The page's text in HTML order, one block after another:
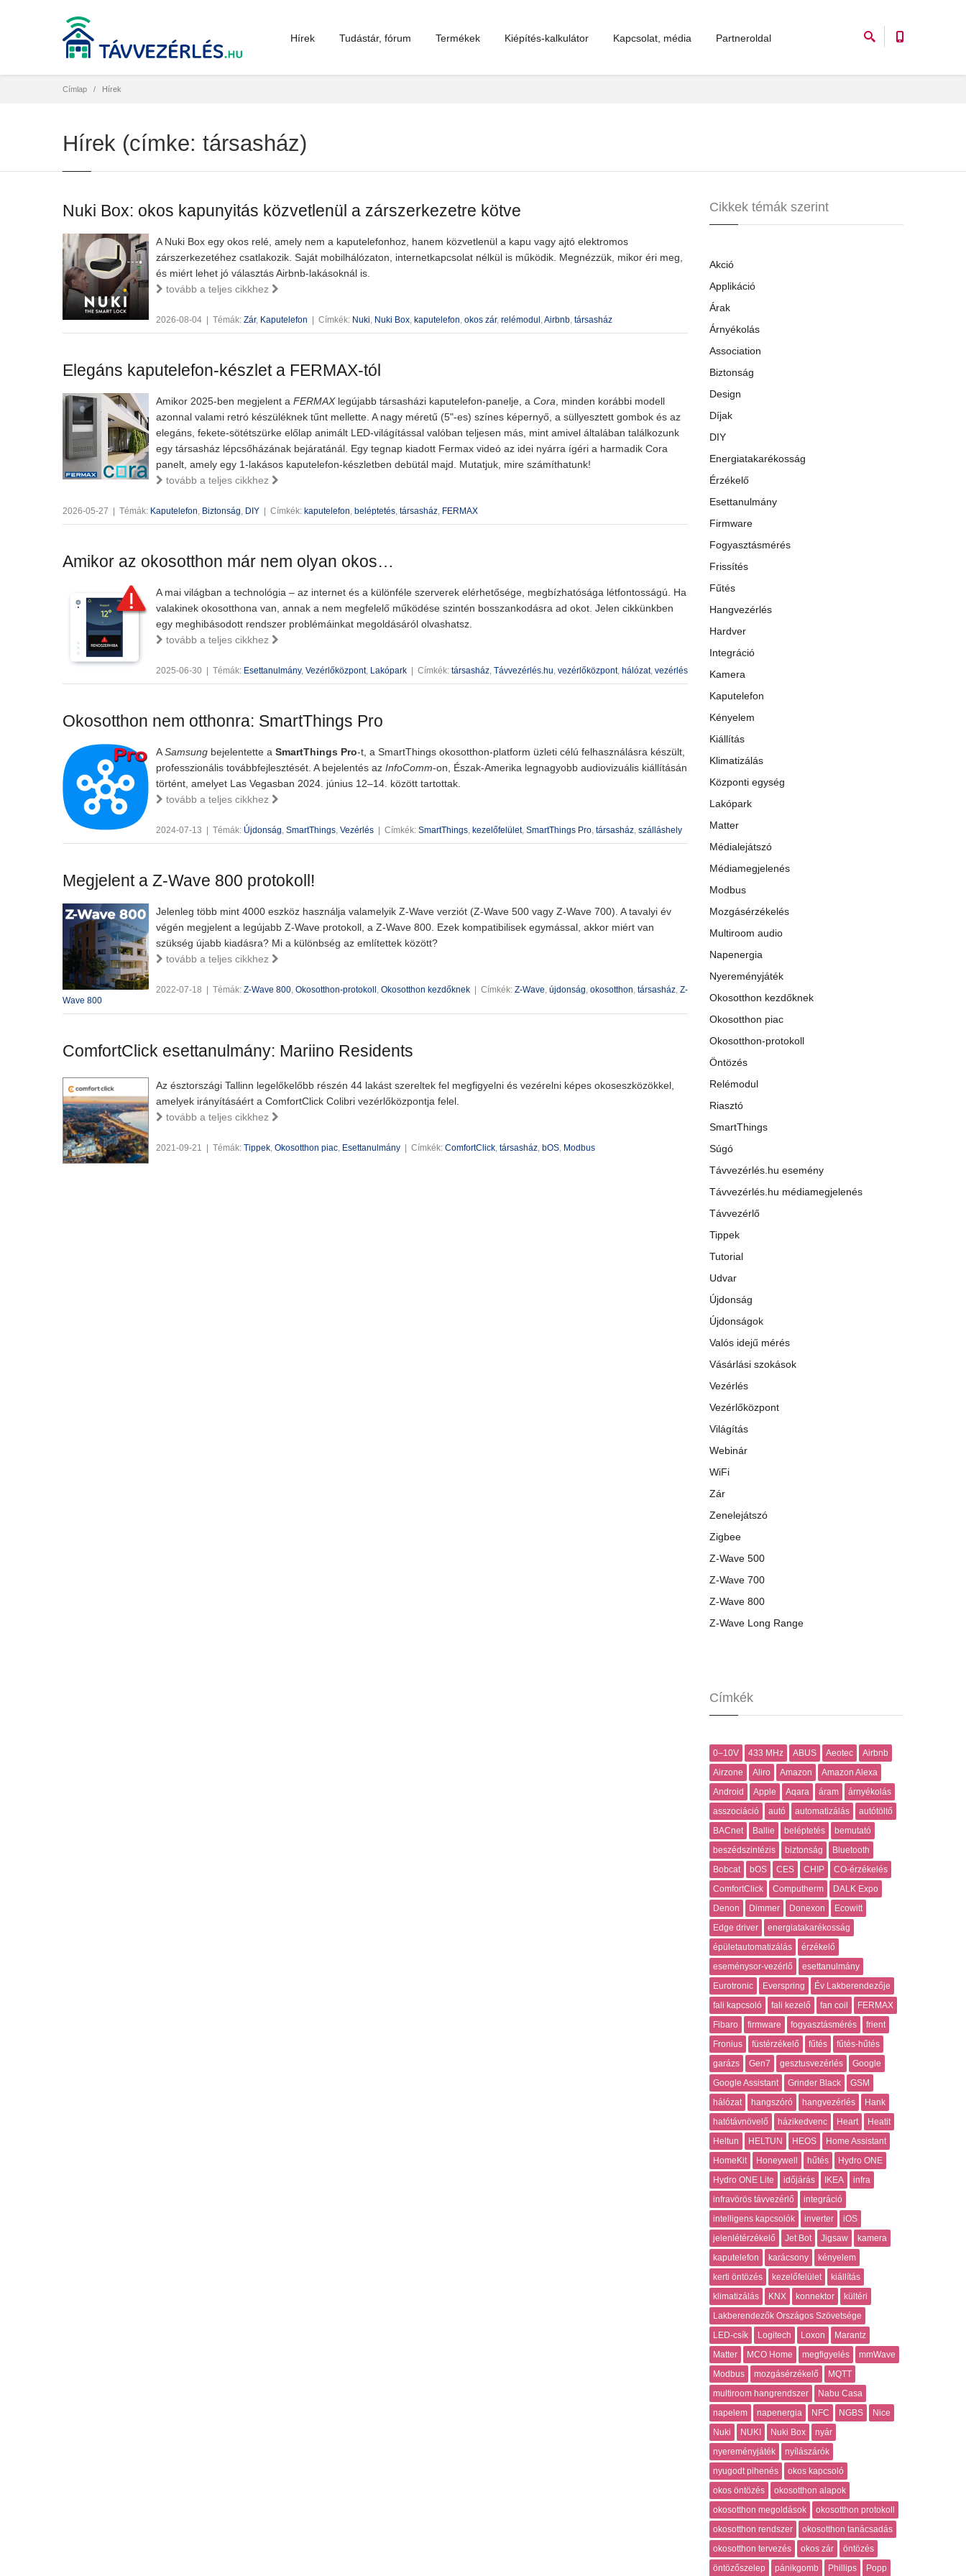
Hírek Tudástár, fórum Termékek Kiépítés-kalkulátor Kapcsolat, média Partneroldal
Címlap Hírek
Hírek (címke: társasház)
Nuki Box: okos kapunyitás közvetlenül a zárszerkezetre kötve
A Nuki Box egy okos relé, amely nem a kaputelefonhoz, hanem közvetlenül a kapu vagy ajtó elektromos
zárszerkezetéhez csatlakozik. Saját mobilhálózaton, internetkapcsolat nélkül is működik. Megnézzük, mikor éri meg,
és miért lehet jó választás Airbnb-lakásoknál is.
tovább a teljes cikkhez
2026-08-04 Témák: Zár, Kaputelefon Címkék: Nuki, Nuki Box, kaputelefon, okos zár, relémodul ,Airbnb, társasház
Elegáns kaputelefon-készlet a FERMAX-tól
Amikor 2025-ben megjelent a FERMAXlegújabb társasházi kaputelefon-panelje, a Cora , minden korábbi modell
azonnal valami retró készüléknek tűnt mellette. A nagy méretű (5"-es) színes képernyő, a süllyesztett gombok és az
elegáns, fekete-sötétszürke előlap animált LED-világítással valóban teljesen más, mint amivel általában találkozunk
egy társasház lépcsőházának bejáratánál. Egy tegnap kiadott Fermax videó az idei nyárra ígéri a harmadik Cora
panelt, amely egy 1-lakásos kaputelefon-készletben debütál majd. Mutatjuk, mire számíthatunk!
tovább a teljes cikkhez
2026-05-27 Témák: Kaputelefon, Biztonság, DIY Címkék: kaputelefon, beléptetés, társasház, FERMAX
Amikor az okosotthon már nem olyan okos…
A mai világban a technológia – az internet és a különféle szerverek elérhetősége, megbízhatósága létfontosságú. Ha
valakinek okosotthona van, annak a nem megfelelő működése szintén bosszankodásra ad okot. Jelen cikkünkben
egy meghibásodott rendszer problémáinkat megoldásáról olvashatsz.
tovább a teljes cikkhez
2025-06-30 Témák: Esettanulmány, Vezérlőközpont, Lakópark Címkék: társasház, Távvezérlés.hu, vezérlőközpont, hálózat, vezérlés
Okosotthon nem otthonra: SmartThings Pro
ASamsung bejelentette a SmartThings Pro-t, a SmartThings okosotthon-platform üzleti célú felhasználásra készült,
professzionális továbbfejlesztését. A bejelentés az InfoComm-on, Észak-Amerika legnagyobb audiovizuális kiállításán
történt, amelyet Las Vegasban 2024. június 12–14. között tartottak.
tovább a teljes cikkhez
2024-07-13 Témák: Újdonság, SmartThings, Vezérlés Címkék: SmartThings, kezelőfelület, SmartThings Pro, társasház, szálláshely
Megjelent a Z-Wave 800 protokoll!
Jelenleg több mint 4000 eszköz használja valamelyik Z-Wave verziót (Z-Wave 500 vagy Z-Wave 700). A tavalyi év
végén megjelent a legújabb Z-Wave protokoll, a Z-Wave 800. Ezek kompatibilisek egymással, akkor miért van
szükség újabb kiadásra? Mi a különbség az említettek között?
tovább a teljes cikkhez
2022-07-18 Témák: Z-Wave 800, Okosotthon-protokoll , Okosotthon kezdőknek Címkék: Z-Wave, újdonság, okosotthon, társasház, Z-
Wave 800
ComfortClick esettanulmány: Mariino Residents
Az észtországi Tallinn legelőkelőbb részén 44 lakást szereltek fel megfigyelni és vezérelni képes okoseszközökkel,
amelyek irányításáért a ComfortClick Colibri vezérlőközpontja felel.
tovább a teljes cikkhez
2021-09-21 Témák: Tippek, Okosotthon piac, Esettanulmány Címkék: ComfortClick, társasház, bOS, Modbus
Cikkek témák szerint
Akció
Applikáció
Árak
Árnyékolás
Association
Biztonság
Design
Díjak
DIY
Energiatakarékosság
Érzékelő
Esettanulmány
Firmware
Fogyasztásmérés
Frissítés
Fűtés
Hangvezérlés
Hardver
Integráció
Kamera
Kaputelefon
Kényelem
Kiállítás
Klimatizálás
Központi egység
Lakópark
Matter
Médialejátszó
Médiamegjelenés
Modbus
Mozgásérzékelés
Multiroom audio
Napenergia
Nyereményjáték
Okosotthon kezdőknek
Okosotthon piac
Okosotthon-protokoll
Öntözés
Relémodul
Riasztó
SmartThings
Súgó
Távvezérlés.hu esemény
Távvezérlés.hu médiamegjelenés
Távvezérlő
Tippek
Tutorial
Udvar
Újdonság
Újdonságok
Valós idejű mérés
Vásárlási szokások
Vezérlés
Vezérlőközpont
Világítás
Webinár
WiFi
Zár
Zenelejátszó
Zigbee
Z-Wave 500
Z-Wave 700
Z-Wave 800
Z-Wave Long Range
Címkék
0–10V 433 MHz ABUS Aeotec
Airbnb
Airzone
Aliro Amazon
Amazon Alexa
Android
Apple Aqara áram
árnyékolás
asszociáció
autó automatizálás
autótöltő
BACnet
Ballie beléptetés
bemutató
beszédszintézis
biztonság
Bluetooth
Bobcat
bOS CES CHIP
CO-érzékelés
ComfortClick
Computherm
DALK Expo
Denon
Dimmer Donexon
Ecowitt
Edge driver
energiatakarékosság
épületautomatizálás
érzékelő
eseménysor-vezérlő
esettanulmány
Eurotronic
Everspring
Év Lakberendezője
fali kapcsoló
fali kezelő fan coil
FERMAX
Fibaro
firmware fogyasztásmérés
frient
Fronius
füstérzékelő fűtés
fűtés-hűtés
garázs
Gen7 gesztusvezérlés
Google
Google Assistant
Grinder Black
GSM
hálózat
hangszóró hangvezérlés
Hank
hatótávnövelő
házikedvenc Heart
Heatit
Heltun
HELTUN HEOS
Home Assistant
HomeKit
Honeywell hűtés
Hydro ONE
Hydro ONE Lite
időjárás IKEA
infra
infravörös távvezérlő
integráció
intelligens kapcsolók
inverter
iOS
jelenlétérzékelő
Jet Bot Jigsaw
kamera
kaputelefon
karácsony
kényelem
kerti öntözés
kezelőfelület
kiállítás
klimatizálás
KNX konnektor
kültéri
Lakberendezők Országos Szövetsége
LED-csík
Logitech Loxon
Marantz
Matter
MCO Home megfigyelés
mmWave
Modbus
mozgásérzékelő
MQTT
multiroom hangrendszer
Nabu Casa
napelem
napenergia NFC NGBS
Nice
Nuki
NUKI Nuki Box
nyár
nyereményjáték
nyílászárók
nyugodt pihenés
okos kapcsoló
okos öntözés
okosotthon alapok
okosotthon megoldások
okosotthon protokoll
okosotthon rendszer
okosotthon tanácsadás
okosotthon tervezés
okos zár
öntözés
öntözőszelep
pánikgomb Phillips Popp